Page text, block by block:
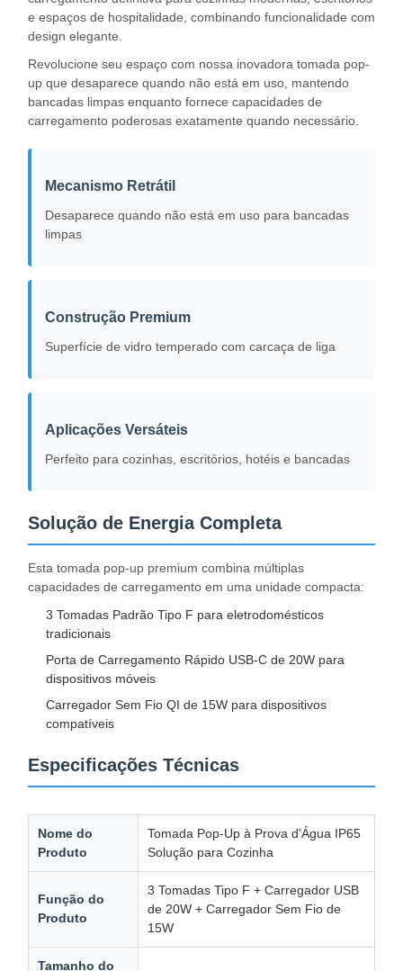
Casa Produtos Vídeos
Qualidade
Conosco
ilhó de energia de mesa
Conector de alimentação retrátil
Soquete elétrico de conferência
Caixa de tomada pop-up
e espaços de hospitalidade, combinando funcionalidade com
design elegante.
Revolucione seu espaço com nossa inovadora tomada pop-
up que desaparece quando não está em uso, mantendo
bancadas limpas enquanto fornece capacidades de
carregamento poderosas exatamente quando necessário.
Mecanismo Retrátil
Desaparece quando não está em uso para bancadas
limpas
Construção Premium
Superfície de vidro temperado com carcaça de liga
Aplicações Versáteis
Perfeito para cozinhas, escritórios, hotéis e bancadas
Solução de Energia Completa
Esta tomada pop-up premium combina múltiplas
capacidades de carregamento em uma unidade compacta:
3 Tomadas Padrão Tipo F para eletrodomésticos
tradicionais
Porta de Carregamento Rápido USB-C de 20W para
dispositivos móveis
Carregador Sem Fio QI de 15W para dispositivos
compatíveis
Especificações Técnicas
Nome do
Produto
Tomada Pop-Up à Prova d'Água IP65
Solução para Cozinha
Função do
Produto
3 Tomadas Tipo F + Carregador USB
de 20W + Carregador Sem Fio de
15W
Tamanho do